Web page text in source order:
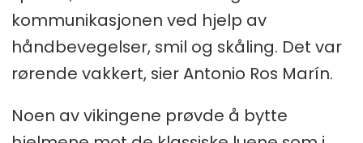
kommunikasjonen ved hjelp av
håndbevegelser, smil og skåling. Det var
rørende vakkert, sier Antonio Ros Marín.
Noen av vikingene prøvde å bytte